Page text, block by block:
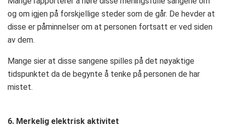
og om igjen på forskjellige steder som de går. De hevder at
disse er påminnelser om at personen fortsatt er ved siden
av dem.
Mange sier at disse sangene spilles på det nøyaktige
tidspunktet da de begynte å tenke på personen de har
mistet.
6. Merkelig elektrisk aktivitet